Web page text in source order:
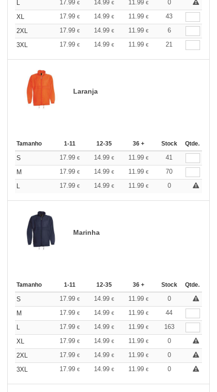
L 17.99 € 14.99 € 11.99 €
0
XL
17.99 € 14.99 € 11.99 €
43
2XL
17.99 € 14.99 € 11.99 €
6
3XL
17.99 € 14.99 € 11.99 € 21
Laranja
Tamanho 1-11 12-35 36 + Stock Qtde.
S 17.99 € 14.99 € 11.99 €
41
M
17.99 € 14.99 € 11.99 €
70
L
17.99 € 14.99 € 11.99 € 0
Marinha
Tamanho 1-11 12-35 36 + Stock Qtde.
S 17.99 € 14.99 € 11.99 €
0
M
17.99 € 14.99 € 11.99 €
44
L
17.99 € 14.99 € 11.99 €
163
XL
17.99 € 14.99 € 11.99 €
0
2XL
17.99 € 14.99 € 11.99 €
0
3XL
17.99 € 14.99 € 11.99 € 0